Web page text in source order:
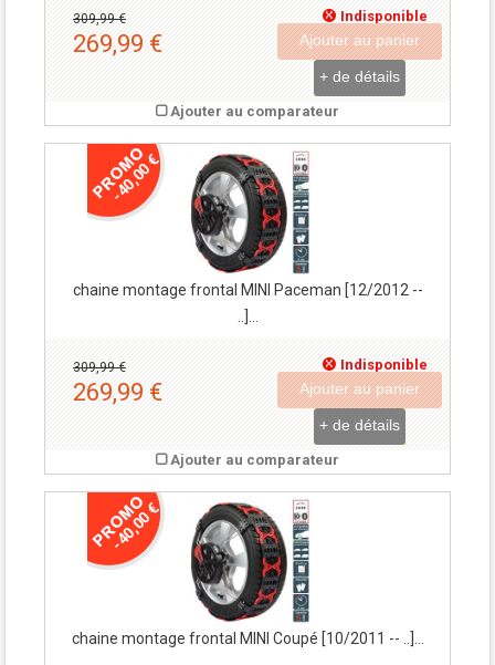
Indisponible
309,99 €
269,99 € Ajouter au panier
+ de détails
Ajouter au comparateur
-40,00 €
chaine montage frontal MINI Paceman [12/2012 --
Indisponible
309,99 €
269,99 € Ajouter au panier
+ de détails
Ajouter au comparateur
-40,00 €
chaine montage frontal MINI Coupé [10/2011 -- ..]...